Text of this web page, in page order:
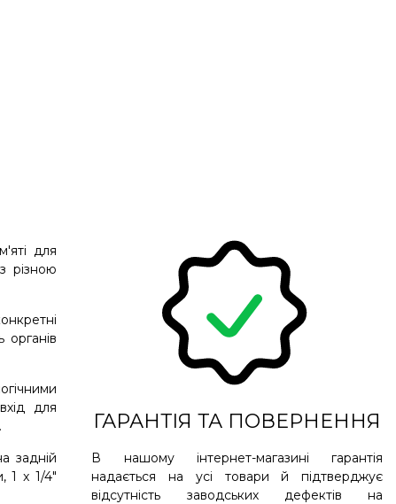
для
різною
для
задній
1 x 1/4"
ГАРАНТІЯ ТА ПОВЕРНЕННЯ
В нашому інтернет-магазині гарантія
надається на усі товари й підтверджує
відсутність заводських дефектів на